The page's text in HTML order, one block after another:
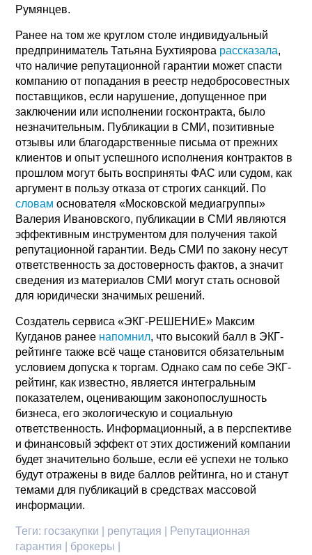
Румянцев.
Ранее на том же круглом столе индивидуальный
предприниматель Татьяна Бухтиярова рассказала,
что наличие репутационной гарантии может спасти
компанию от попадания в реестр недобросовестных
поставщиков, если нарушение, допущенное при
заключении или исполнении госконтракта, было
незначительным. Публикации в СМИ, позитивные
отзывы или благодарственные письма от прежних
клиентов и опыт успешного исполнения контрактов в
прошлом могут быть восприняты ФАС или судом, как
аргумент в пользу отказа от строгих санкций. По
словам основателя «Московской медиагруппы»
Валерия Ивановского, публикации в СМИ являются
эффективным инструментом для получения такой
репутационной гарантии. Ведь СМИ по закону несут
ответственность за достоверность фактов, а значит
сведения из материалов СМИ могут стать основой
для юридически значимых решений.
Создатель сервиса «ЭКГ-РЕШЕНИЕ» Максим
Кугданов ранее напомнил, что высокий балл в ЭКГ-
рейтинге также всё чаще становится обязательным
условием допуска к торгам. Однако сам по себе ЭКГ-
рейтинг, как известно, является интегральным
показателем, оценивающим законопослушность
бизнеса, его экологическую и социальную
ответственность. Информационный, а в перспективе
и финансовый эффект от этих достижений компании
будет значительно больше, если её успехи не только
будут отражены в виде баллов рейтинга, но и станут
темами для публикаций в средствах массовой
информации.
Теги: госзакупки | репутация | Репутационная
гарантия | брокеры |